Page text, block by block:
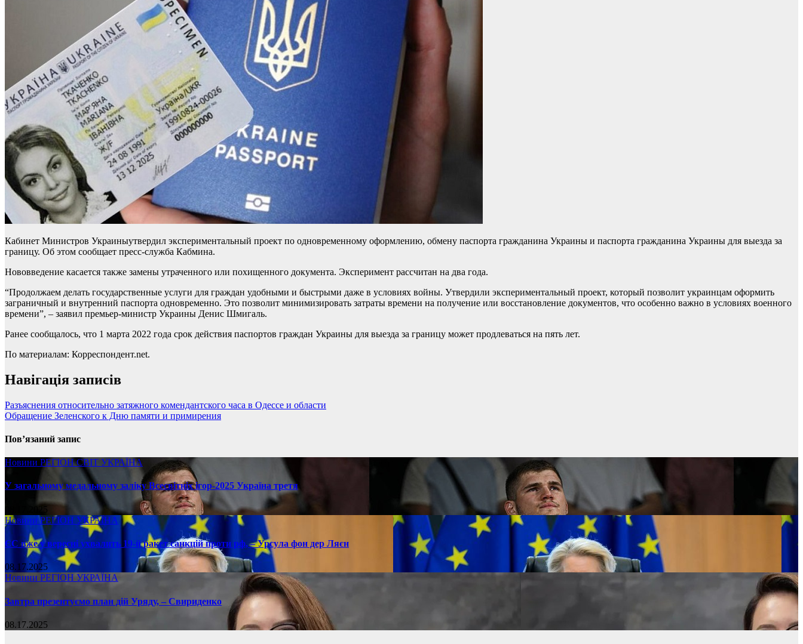
Кабинет Министров Украиныутвердил экспериментальный проект по одновременному оформлению, обмену паспорта гражданина Украины и паспорта гражданина Украины для выезда за
границу. Об этом сообщает пресс-служба Кабмина.
Нововведение касается также замены утраченного или похищенного документа. Эксперимент рассчитан на два года.
“Продолжаем делать государственные услуги для граждан удобными и быстрыми даже в условиях войны. Утвердили экспериментальный проект, который позволит украинцам оформить
заграничный и внутренний паспорта одновременно. Это позволит минимизировать затраты времени на получение или восстановление документов, что особенно важно в условиях военного
времени”, – заявил премьер-министр Украины Денис Шмигаль.
Ранее сообщалось, что 1 марта 2022 года срок действия паспортов граждан Украины для выезда за границу может продлеваться на пять лет.
По материалам: Корреспондент.net.
Навігація записів
Разъяснения относительно затяжного комендантского часа в Одессе и области
Обращение Зеленского к Дню памяти и примирения
Пов’язаний запис
Новини РЕГІОНСВІТ УКРАЇНА
У загальному медальному заліку Всесвітніх ігор-2025 Україна третя
08.17.2025
НовиниРЕГІОН УКРАЇНА
ЄС вже у вересні ухвалить 19-й ракет санкцій проти рф, – Урсула фон дер Ляєн
08.17.2025
Новини РЕГІОН УКРАЇНА
Завтра презентуємо план дій Уряду, – Свириденко
08.17.2025